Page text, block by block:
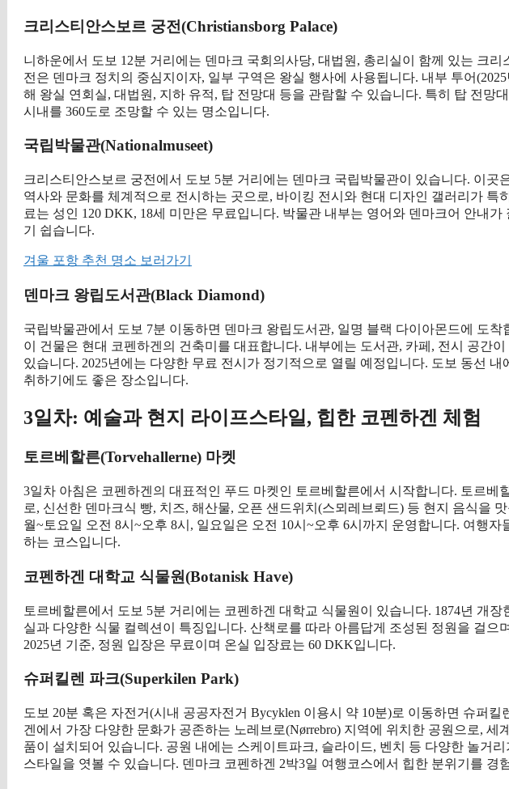
크리스티안스보르 궁전(Christiansborg Palace)
니하운에서 도보 12분 거리에는 덴마크 국회의사당, 대법원, 총리실이 함께 있는 크
전은 덴마크 정치의 중심지이자, 일부 구역은 왕실 행사에 사용됩니다. 내부 투어
해 왕실 연회실, 대법원, 지하 유적, 탑 전망대 등을 관람할 수 있습니다. 특히 탑 전망
시내를 360도로 조망할 수 있는 명소입니다.
국립박물관(Nationalmuseet)
크리스티안스보르 궁전에서 도보 5분 거리에는 덴마크 국립박물관이 있습니다. 이곳
역사와 문화를 체계적으로 전시하는 곳으로, 바이킹 전시와 현대 디자인 갤러리가 특
료는 성인 120 DKK, 18세 미만은 무료입니다. 박물관 내부는 영어와 덴마크어 안내
기 쉽습니다.
겨울 포항 추천 명소 보러가기
덴마크 왕립도서관(Black Diamond)
국립박물관에서 도보 7분 이동하면 덴마크 왕립도서관, 일명 블랙 다이아몬드에 도착
이 건물은 현대 코펜하겐의 건축미를 대표합니다. 내부에는 도서관, 카페, 전시 공간
있습니다. 2025년에는 다양한 무료 전시가 정기적으로 열릴 예정입니다. 도보 동선
취하기에도 좋은 장소입니다.
3일차: 예술과 현지 라이프스타일, 힙한 코펜하겐 체험
토르베할른(Torvehallerne) 마켓
3일차 아침은 코펜하겐의 대표적인 푸드 마켓인 토르베할른에서 시작합니다. 토르베
로, 신선한 덴마크식 빵, 치즈, 해산물, 오픈 샌드위치(스뫼레브뢰드) 등 현지 음식을
월~토요일 오전 8시~오후 8시, 일요일은 오전 10시~오후 6시까지 운영합니다. 여행자
하는 코스입니다.
코펜하겐 대학교 식물원(Botanisk Have)
토르베할른에서 도보 5분 거리에는 코펜하겐 대학교 식물원이 있습니다. 1874년 개
실과 다양한 식물 컬렉션이 특징입니다. 산책로를 따라 아름답게 조성된 정원을 걸으
2025년 기준, 정원 입장은 무료이며 온실 입장료는 60 DKK입니다.
슈퍼킬렌 파크(Superkilen Park)
도보 20분 혹은 자전거(시내 공공자전거 Bycyklen 이용시 약 10분)로 이동하면 슈퍼
겐에서 가장 다양한 문화가 공존하는 노레브로(Nørrebro) 지역에 위치한 공원으로, 세
품이 설치되어 있습니다. 공원 내에는 스케이트파크, 슬라이드, 벤치 등 다양한 놀거
스타일을 엿볼 수 있습니다. 덴마크 코펜하겐 2박3일 여행코스에서 힙한 분위기를 경